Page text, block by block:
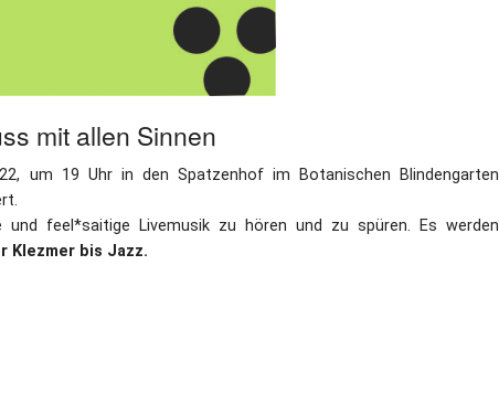
mit allen Sinnen
um 19 Uhr in den Spatzenhof im Botanischen Blindengarten
und feel*saitige Livemusik zu hören und zu spüren. Es werden
Klezmer bis Jazz.